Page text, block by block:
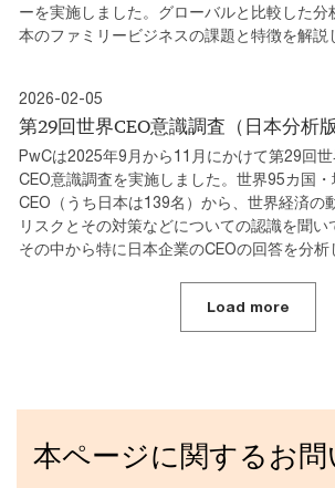
ーを実施しました。グローバルと比較した分
本のファミリービジネスの課題と特徴を解説
2026-02-05
第29回世界CEO意識調査（日本分析版
PwCは2025年9月から11月にかけて第29回世
CEO意識調査を実施しました。世界95カ国
CEO（うち日本は139名）から、世界経済の
リスクとその対策などについての認識を聞い
その中から特に日本企業のCEOの回答を分析
Load more
本ページに関するお問